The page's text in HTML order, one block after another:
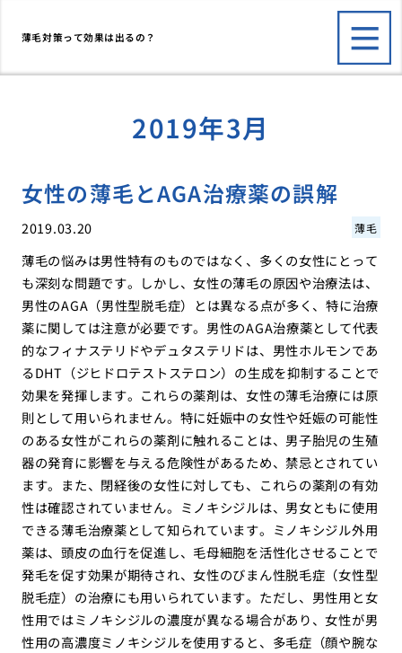
薄毛対策って効果は出るの？
2019年3月
女性の薄毛とAGA治療薬の誤解
2019.03.20 薄毛
薄毛の悩みは男性特有のものではなく、多くの女性にとって
も深刻な問題です。しかし、女性の薄毛の原因や治療法は、
男性のAGA（男性型脱毛症）とは異なる点が多く、特に治療
薬に関しては注意が必要です。男性のAGA治療薬として代表
的なフィナステリドやデュタステリドは、男性ホルモンであ
るDHT（ジヒドロテストステロン）の生成を抑制することで
効果を発揮します。これらの薬剤は、女性の薄毛治療には原
則として用いられません。特に妊娠中の女性や妊娠の可能性
のある女性がこれらの薬剤に触れることは、男子胎児の生殖
器の発育に影響を与える危険性があるため、禁忌とされてい
ます。また、閉経後の女性に対しても、これらの薬剤の有効
性は確認されていません。ミノキシジルは、男女ともに使用
できる薄毛治療薬として知られています。ミノキシジル外用
薬は、頭皮の血行を促進し、毛母細胞を活性化させることで
発毛を促す効果が期待され、女性のびまん性脱毛症（女性型
脱毛症）の治療にも用いられています。ただし、男性用と女
性用ではミノキシジルの濃度が異なる場合があり、女性が男
性用の高濃度ミノキシジルを使用すると、多毛症（顔や腕な